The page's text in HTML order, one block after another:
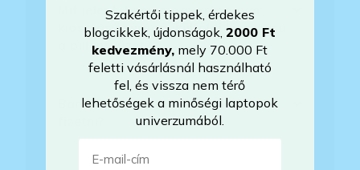
Mit jelent, hogy magyar/magyar
kiosztású európai/külföldi kiosztású
a billentyűzet?
Bankkártyával tudok Önöknél
Szakértői tippek, érdekes
blogcikkek, újdonságok,2000 Ft
kedvezmény, mely 70.000 Ft
feletti vásárlásnál használható
fel, és vissza nem térő
lehetőségek a minőségi laptopok
univerzumából.